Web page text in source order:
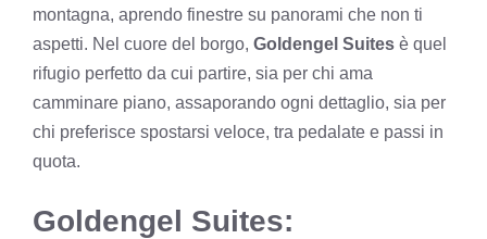
montagna, aprendo finestre su panorami che non ti
aspetti. Nel cuore del borgo, Goldengel Suites è quel
rifugio perfetto da cui partire, sia per chi ama
camminare piano, assaporando ogni dettaglio, sia per
chi preferisce spostarsi veloce, tra pedalate e passi in
quota.
Goldengel Suites: